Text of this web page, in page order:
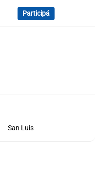
Participá
San Luis